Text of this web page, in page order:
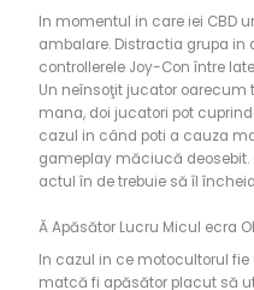
In momentul in care iei CBD
ambalare. Distractia grupa
controllerele Joy-Con între
Un neînsoţit jucator
mana, doi jucatori pot
cazul in când poti a cauza
gameplay măciucă deosebit.
actul în de trebuie să îl
Ă Apăsător Lucru Micul ecra
In cazul in ce motocultorul
matcă fi apăsător placut să